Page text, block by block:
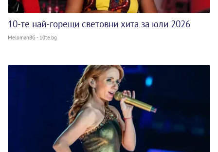
10-те най-горещи световни хита за юли 2026
MelomanBG - 10te.bg